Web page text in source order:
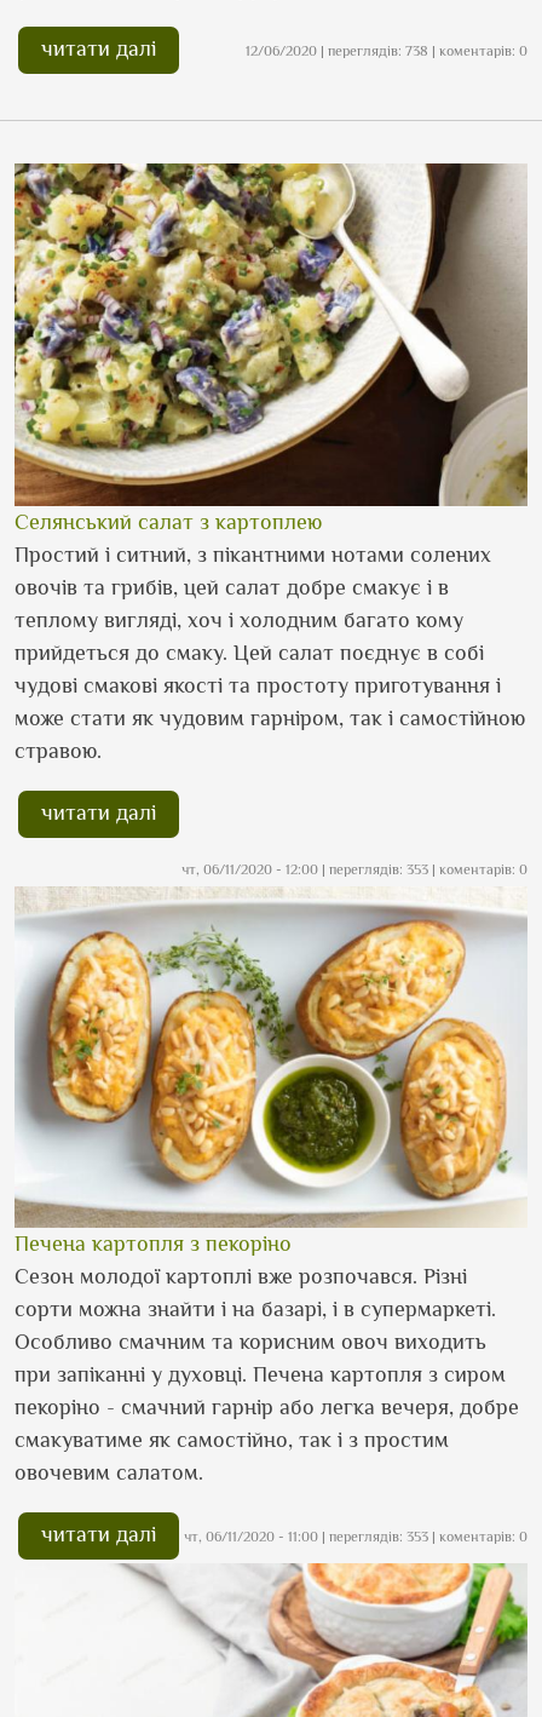
читати далі 12/06/2020 | переглядів: 738 | коментарів: 0
Селянський салат з картоплею
Простий і ситний, з пікантними нотами солених
овочів та грибів, цей салат добре смакує і в
теплому вигляді, хоч і холодним багато кому
прийдеться до смаку. Цей салат поєднує в собі
чудові смакові якості та простоту приготування і
може стати як чудовим гарніром, так і самостійною
стравою.
читати далі
чт, 06/11/2020 - 12:00 | переглядів: 353 | коментарів: 0
Печена картопля з пекоріно
Сезон молодої картоплі вже розпочався. Різні
сорти можна знайти і на базарі, і в супермаркеті.
Особливо смачним та корисним овоч виходить
при запіканні у духовці. Печена картопля з сиром
пекоріно - смачний гарнір або легка вечеря, добре
смакуватиме як самостійно, так і з простим
овочевим салатом.
читати далі чт, 06/11/2020 - 11:00 | переглядів: 353 | коментарів: 0